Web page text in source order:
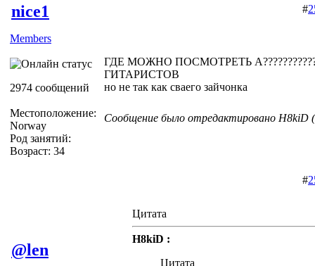
nice1
Members
2974 сообщений
Местоположение:
Norway
Род занятий:
Возраст: 34
#
ГДЕ МОЖНО ПОСМОТРЕТЬ
ГИТАРИСТОВ
но не так как сваего зайчонка
Сообщение было отредактировано H8kiD
@len
#
Цитата
H8kiD :
Цитата